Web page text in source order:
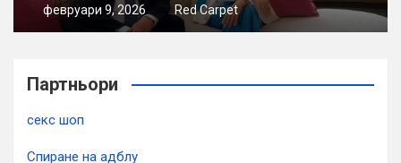
февруари 9, 2026 Red Carpet
Партньори
секс шоп
Спиране на адблу